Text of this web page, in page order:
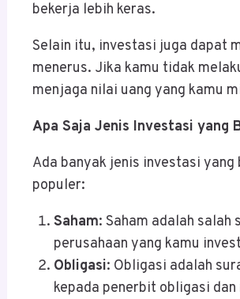
bekerja lebih keras.
Selain itu, investasi juga dapat
menerus. Jika kamu tidak
menjaga nilai uang yang kamu
Apa Saja Jenis Investasi yang
Ada banyak jenis investasi
populer:
Saham: Saham adalah
perusahaan yang kamu
Obligasi: Obligasi adalah
kepada penerbit obligasi